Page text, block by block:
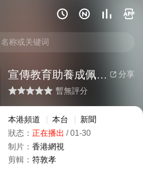
   
 分享
宣傳教育助養成佩戴安全帶習慣
暫無評分
本港頻道 本台
新聞
狀态： 正在播出 /01-30
制片： 香港網視
剪輯： 符敦孝